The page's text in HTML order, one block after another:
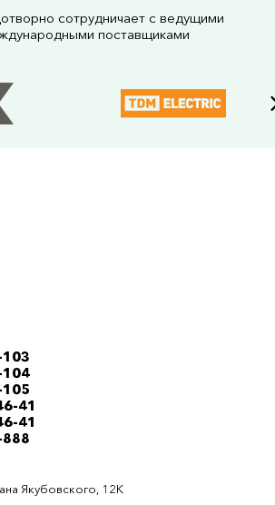
сотрудничает с ведущими
поставщиками
41
41
Якубовского, 12К